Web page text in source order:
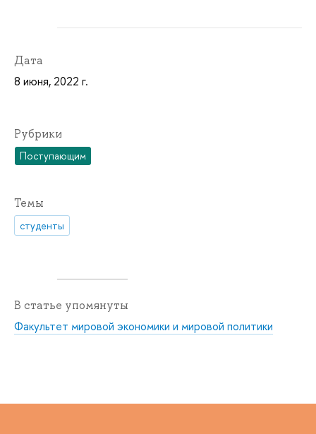
Дата
8 июня, 2022 г.
Рубрики
Поступающим
Темы
студенты
В статье упомянуты
Факультет мировой экономики и мировой политики